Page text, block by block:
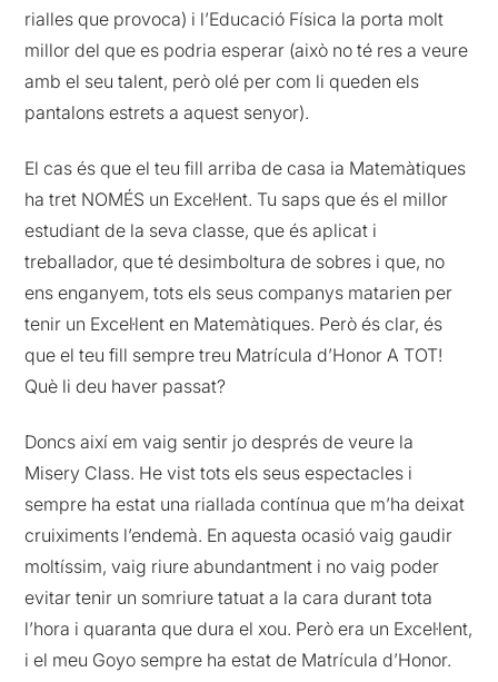
rialles que provoca) i l’Educació Física la porta molt
millor del que es podria esperar (això no té res a veure
amb el seu talent, però olé per com li queden els
pantalons estrets a aquest senyor).
El cas és que el teu fill arriba de casa ia Matemàtiques
ha tret NOMÉS un Excel·lent. Tu saps que és el millor
estudiant de la seva classe, que és aplicat i
treballador, que té desimboltura de sobres i que, no
ens enganyem, tots els seus companys matarien per
tenir un Excel·lent en Matemàtiques. Però és clar, és
que el teu fill sempre treu Matrícula d’Honor A TOT!
Què li deu haver passat?
Doncs així em vaig sentir jo després de veure la
Misery Class. He vist tots els seus espectacles i
sempre ha estat una riallada contínua que m’ha deixat
cruiximents l’endemà. En aquesta ocasió vaig gaudir
moltíssim, vaig riure abundantment i no vaig poder
evitar tenir un somriure tatuat a la cara durant tota
l’hora i quaranta que dura el xou. Però era un Excel·lent,
i el meu Goyo sempre ha estat de Matrícula d’Honor.